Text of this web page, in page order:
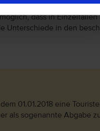
Bitte beachten
dass in
Unterschiede in den
01.01.2018 eine
als sogenannte Abgabe